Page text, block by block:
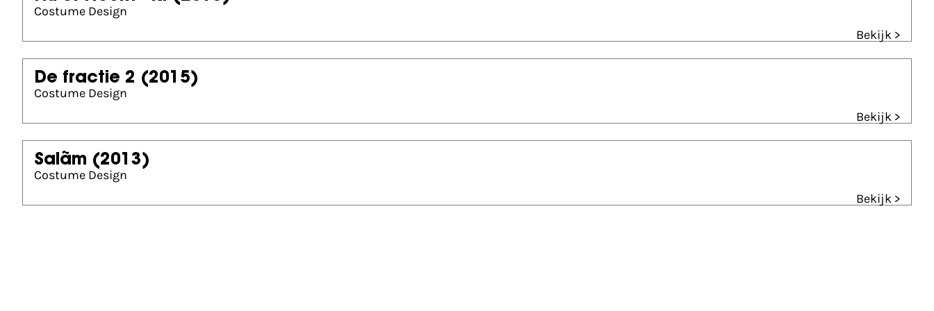
Costume Design
Bekijk >
De fractie 2 (2015)
Costume Design
Bekijk >
Salãm (2013)
Costume Design
Bekijk >